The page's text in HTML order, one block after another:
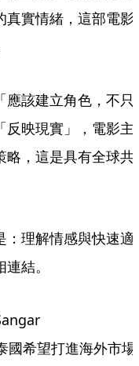
真實情緒，這部電影
應該建立角色，不只
反映現實」，電影主
略，這是具有全球共
理解情感與快速適
結。
希望打進海外市場